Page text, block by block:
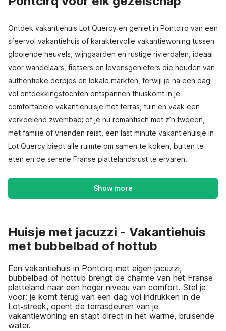
Ontdek vakantiehuis Lot Quercy en geniet in Pontcirq van een
sfeervol vakantiehuis of karaktervolle vakantiewoning tussen
glooiende heuvels, wijngaarden en rustige rivierdalen, ideaal
voor wandelaars, fietsers en levensgenieters die houden van
authentieke dorpjes en lokale markten, terwijl je na een dag
vol ontdekkingstochten ontspannen thuiskomt in je
comfortabele vakantiehuisje met terras, tuin en vaak een
verkoelend zwembad; of je nu romantisch met z’n tweeën,
met familie of vrienden reist, een last minute vakantiehuisje in
Lot Quercy biedt alle ruimte om samen te koken, buiten te
eten en de serene Franse plattelandsrust te ervaren.
Show more
Huisje met jacuzzi - Vakantiehuis
met bubbelbad of hottub
Een vakantiehuis in Pontcirq met eigen jacuzzi,
bubbelbad of hottub brengt de charme van het Franse
platteland naar een hoger niveau van comfort. Stel je
voor: je komt terug van een dag vol indrukken in de
Lot‑streek, opent de terrasdeuren van je
vakantiewoning en stapt direct in het warme, bruisende
water.